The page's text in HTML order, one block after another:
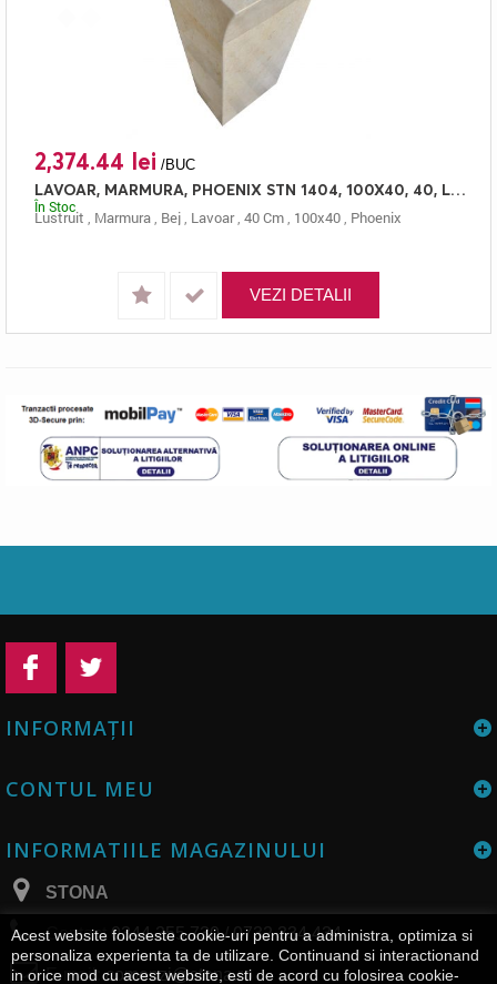
2,374.44 lei /BUC
LAVOAR, MARMURA, PHOENIX STN 1404, 100X40, 40, LUSTRUIT
Lustruit , Marmura, Bej, Lavoar, 40 Cm, 100x40, Phoenix
În Stoc
VEZI DETALII
INFORMAŢII
CONTUL MEU
INFORMATIILE MAGAZINULUI
STONA
Contact 0344 255 730 / 0732 334 434
E-mail:comenzi@stona.ro
Acest website foloseste cookie-uri pentru a administra, optimiza si
personaliza experienta ta de utilizare. Continuand si interactionand
in orice mod cu acest website, esti de acord cu folosirea cookie-